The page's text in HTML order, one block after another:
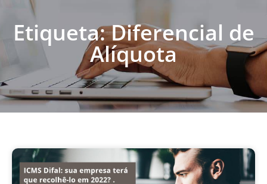
Etiqueta: Diferencial de
Alíquota